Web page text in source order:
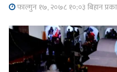
फाल्गुन १७, २०७८ १०;०३ बिहान